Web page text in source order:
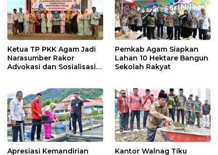
Ketua TP PKK Agam Jadi
Narasumber Rakor
Advokasi dan Sosialisasi
Pemkab Agam Siapkan
Lahan 10 Hektare Bangun
Sekolah Rakyat
Apresiasi Kemandirian Kantor Walnag Tiku